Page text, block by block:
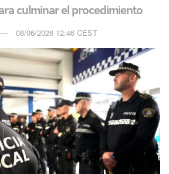
culminar el procedimiento
08/06/2026 12:46 CEST